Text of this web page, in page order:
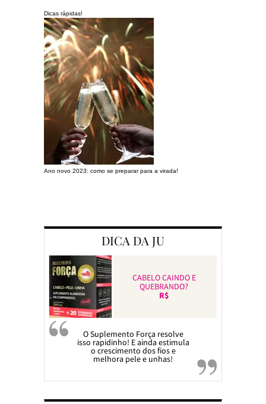
Dicas rápidas!
Ano novo 2023: como se preparar para a virada!
DICA DA JU
CABELO CAINDO E
QUEBRANDO?
R$
O Suplemento Força resolve
isso rapidinho! E ainda estimula
o crescimento dos fios e
melhora pele e unhas!